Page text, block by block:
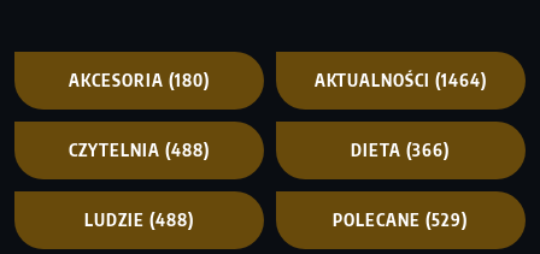
AKCESORIA (180) AKTUALNOŚCI (1464)
CZYTELNIA (488) DIETA (366)
LUDZIE (488) POLECANE (529)